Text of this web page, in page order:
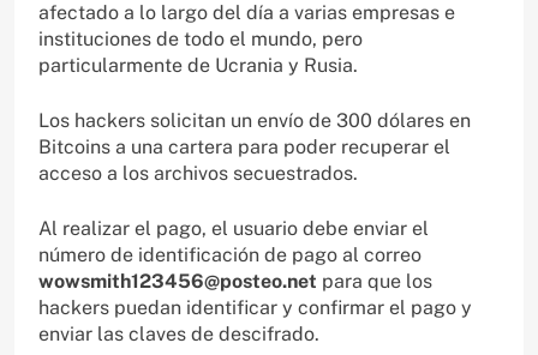
afectado a lo largo del día a varias empresas e
instituciones de todo el mundo, pero
particularmente de Ucrania y Rusia.
Los hackers solicitan un envío de 300 dólares en
Bitcoins a una cartera para poder recuperar el
acceso a los archivos secuestrados.
Al realizar el pago, el usuario debe enviar el
número de identificación de pago al correo
wowsmith123456@posteo.net para que los
hackers puedan identificar y confirmar el pago y
enviar las claves de descifrado.